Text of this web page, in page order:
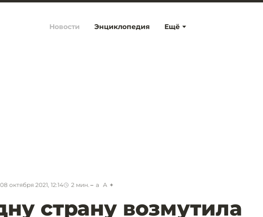
Ещё
Новости Энциклопедия
08 октября 2021, 12:14 2 мин. a A
страну возмутила